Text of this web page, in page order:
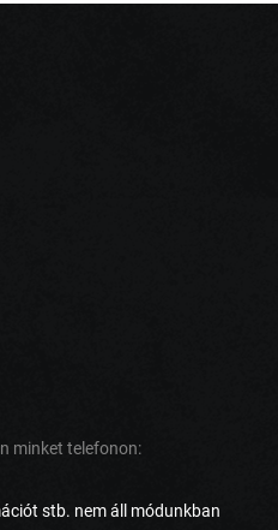
minket telefonon:
stb. nem áll módunkban